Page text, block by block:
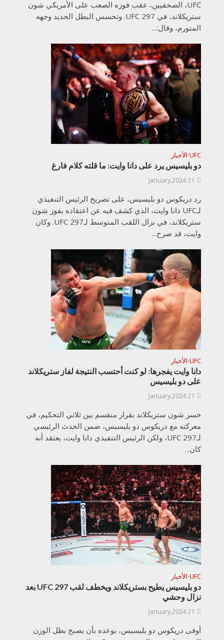
UFC، الصحفيين، عقب فوزه الصعب على الأمريكي شون
ستريكلاند، في UFC 297. وتحسس البطل الجديد وجهه
المتورم، وقال:...
UFC
•الأخبار
دو بليسيس يرد على دانا وايت: ما قلته كلام فارغ
21 January,2024
رد دريكوس دو بليسيس، على تصريح الرئيس التنفيذي
لـUFC دانا وايت، الذي كشف فيه عن اعتقاده بفوز شون
ستريكلاند، في نزال اللقب المتوسط لـUFC 297. وكان
وايت، قد صرح...
UFC
•الأخبار
دانا وايت يفجرها: لو كنت أحتسب النتيجة لفاز ستريكلاند
على دو بليسيس
21 January,2024
خسر شون ستريكلاند بقرار منقسم بين ثلاثي التحكيم، في
معركته مع دريكوس دو بليسيس، ضمن الحدث الرئيسي
لـUFC 297، ولكن الرئيس التنفيذي دانا وايت، يعتقد أنه
كان...
UFC
•الأخبار
دو بليسيس يطيح بستريكلاند ويخطف لقب UFC 297 بعد
نزال وحشي
21 January,2024
أوفى دريكوس دو بليسيس، بوعده بأن يصبح بطل الوزن